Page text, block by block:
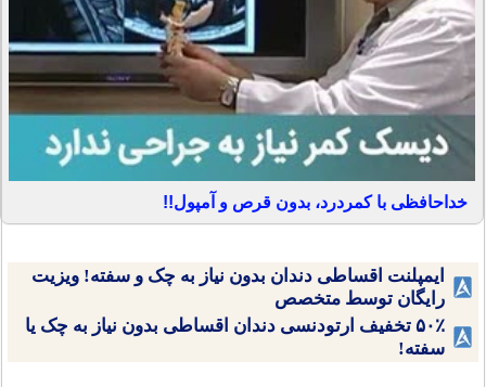
خداحافظی با کمردرد، بدون قرص و آمپول!!
ایمپلنت اقساطی دندان بدون نیاز به چک و سفته! ویزیت
رایگان توسط متخصص
۵۰٪ تخفیف ارتودنسی دندان اقساطی بدون نیاز به چک یا
سفته!